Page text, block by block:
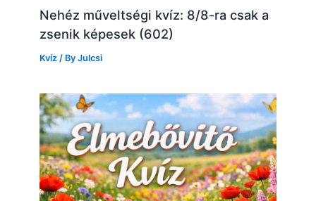
Nehéz műveltségi kvíz: 8/8-ra csak a
zsenik képesek (602)
Kvíz / ByJulcsi